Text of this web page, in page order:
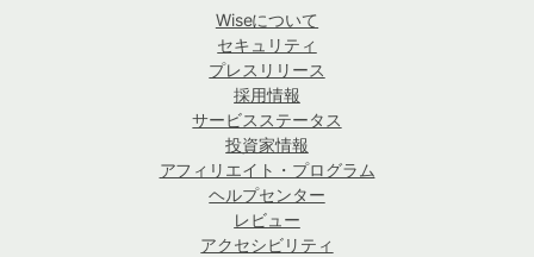
Wiseについて
セキュリティ
プレスリリース
採用情報
サービスステータス
投資家情報
アフィリエイト・プログラム
ヘルプセンター
レビュー
アクセシビリティ